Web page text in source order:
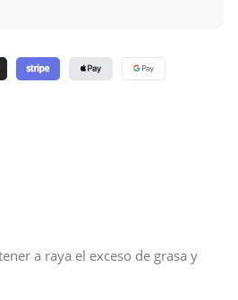
a raya el exceso de grasa y